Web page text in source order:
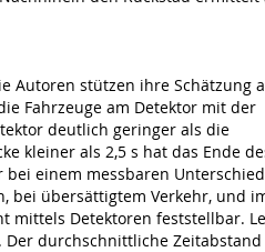
Autoren stützen ihre Schätzung
Fahrzeuge am Detektor mit der
deutlich geringer als die
kleiner als 2,5 s hat das Ende
einem messbaren
bei übersättigtem Verkehr, und
mittels Detektoren feststellbar.
durchschnittliche Zeitabstand